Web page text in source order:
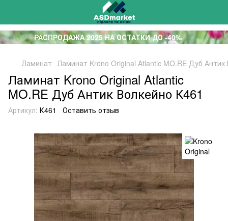
РАСПРОДАЖА 2025 НА ОСТАТКИ ДО -40%
Ламинат Ламинат Krono Original Atlantic MO.RE Дуб Антик
Ламинат Krono Original Atlantic
MO.RE Дуб Антик Волкейно К461
Артикул: К461 Оставить отзыв